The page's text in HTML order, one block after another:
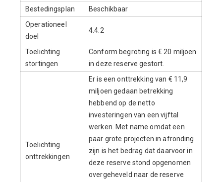
Bestedingsplan
Beschikbaar
Operationeel
doel
4.4.2
Toelichting
stortingen
Conform begroting is € 20 miljoen
in deze reserve gestort.
Toelichting
onttrekkingen
Er is een onttrekking van € 11,9
miljoen gedaan betrekking
hebbend op de netto
investeringen van een vijftal
werken. Met name omdat een
paar grote projecten in afronding
zijn is het bedrag dat daarvoor in
deze reserve stond opgenomen
overgeheveld naar de reserve